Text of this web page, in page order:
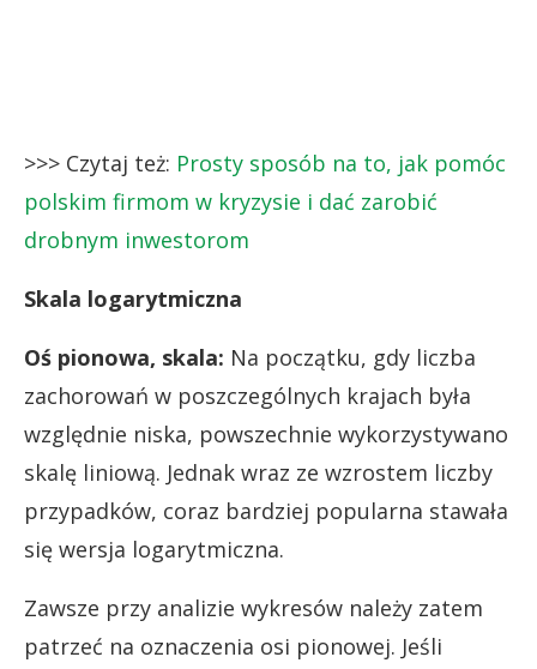
>>> Czytaj też: Prosty sposób na to, jak pomóc
polskim firmom w kryzysie i dać zarobić
drobnym inwestorom
Skala logarytmiczna
Oś pionowa, skala: Na początku, gdy liczba
zachorowań w poszczególnych krajach była
względnie niska, powszechnie wykorzystywano
skalę liniową. Jednak wraz ze wzrostem liczby
przypadków, coraz bardziej popularna stawała
się wersja logarytmiczna.
Zawsze przy analizie wykresów należy zatem
patrzeć na oznaczenia osi pionowej. Jeśli